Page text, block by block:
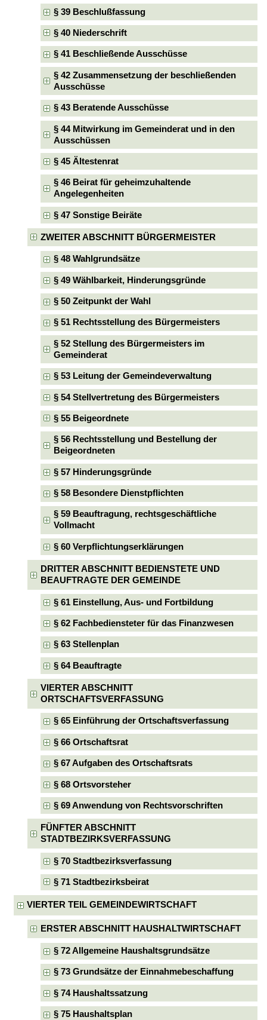
§ 39 Beschlußfassung
§ 40 Niederschrift
§ 41 Beschließende Ausschüsse
§ 42 Zusammensetzung der beschließenden
Ausschüsse
§ 43 Beratende Ausschüsse
§ 44 Mitwirkung im Gemeinderat und in den
Ausschüssen
§ 45 Ältestenrat
§ 46 Beirat für geheimzuhaltende
Angelegenheiten
§ 47 Sonstige Beiräte
ZWEITER ABSCHNITT BÜRGERMEISTER
§ 48 Wahlgrundsätze
§ 49 Wählbarkeit, Hinderungsgründe
§ 50 Zeitpunkt der Wahl
§ 51 Rechtsstellung des Bürgermeisters
§ 52 Stellung des Bürgermeisters im
Gemeinderat
§ 53 Leitung der Gemeindeverwaltung
§ 54 Stellvertretung des Bürgermeisters
§ 55 Beigeordnete
§ 56 Rechtsstellung und Bestellung der
Beigeordneten
§ 57 Hinderungsgründe
§ 58 Besondere Dienstpflichten
§ 59 Beauftragung, rechtsgeschäftliche
Vollmacht
§ 60 Verpflichtungserklärungen
DRITTER ABSCHNITT BEDIENSTETE UND
BEAUFTRAGTE DER GEMEINDE
§ 61 Einstellung, Aus- und Fortbildung
§ 62 Fachbediensteter für das Finanzwesen
§ 63 Stellenplan
§ 64 Beauftragte
VIERTER ABSCHNITT
ORTSCHAFTSVERFASSUNG
§ 65 Einführung der Ortschaftsverfassung
§ 66 Ortschaftsrat
§ 67 Aufgaben des Ortschaftsrats
§ 68 Ortsvorsteher
§ 69 Anwendung von Rechtsvorschriften
FÜNFTER ABSCHNITT
STADTBEZIRKSVERFASSUNG
§ 70 Stadtbezirksverfassung
§ 71 Stadtbezirksbeirat
VIERTER TEIL GEMEINDEWIRTSCHAFT
ERSTER ABSCHNITT HAUSHALTWIRTSCHAFT
§ 72 Allgemeine Haushaltsgrundsätze
§ 73 Grundsätze der Einnahmebeschaffung
§ 74 Haushaltssatzung
§ 75 Haushaltsplan